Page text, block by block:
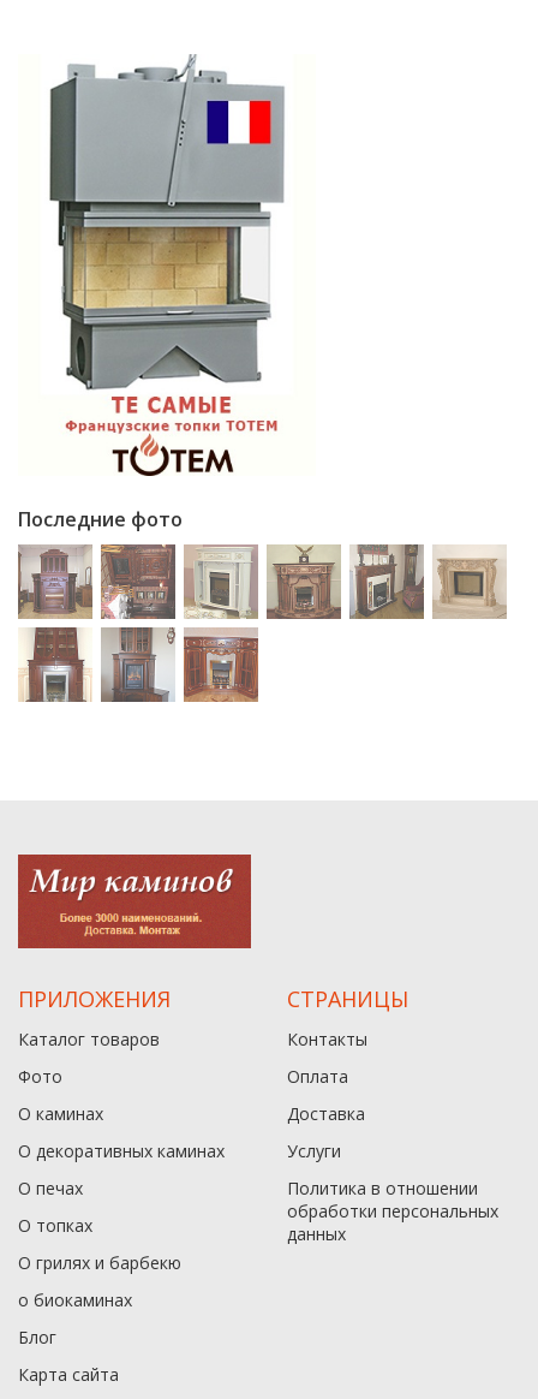
Последние фото
ПРИЛОЖЕНИЯ
Каталог товаров
Фото
О каминах
О декоративных каминах
О печах
О топках
О грилях и барбекю
о биокаминах
Блог
Карта сайта
СТРАНИЦЫ
Контакты
Оплата
Доставка
Услуги
Политика в отношении
обработки персональных
данныx